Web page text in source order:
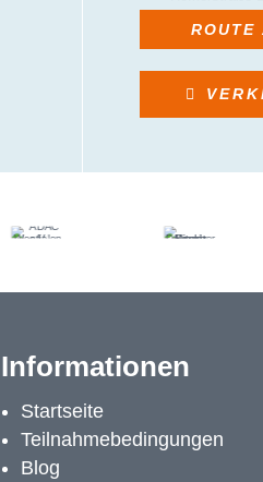
ROUTE
Informationen
Startseite
Teilnahmebedingungen
Blog